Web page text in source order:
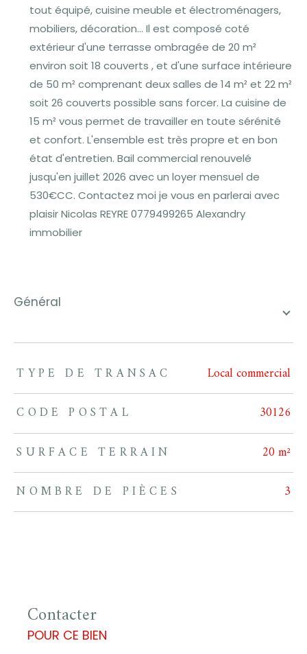
tout équipé, cuisine meuble et électroménagers,
mobiliers, décoration... Il est composé coté
extérieur d'une terrasse ombragée de 20 m²
environ soit 18 couverts , et d'une surface intérieure
de 50 m² comprenant deux salles de 14 m² et 22 m²
soit 26 couverts possible sans forcer. La cuisine de
15 m² vous permet de travailler en toute sérénité
et confort. L'ensemble est très propre et en bon
état d'entretien. Bail commercial renouvelé
jusqu'en juillet 2026 avec un loyer mensuel de
530€CC. Contactez moi je vous en parlerai avec
plaisir Nicolas REYRE 0779499265 Alexandry
immobilier
général
TRAD_ZEPHYR_Caracteristique TRAD_ZEPHYR_Valeurs
TYPE DE TRANSAC
Local commercial
CODE POSTAL
30126
SURFACE TERRAIN
20 m²
NOMBRE DE PIÈCES
3
Contacter
POUR CE BIEN